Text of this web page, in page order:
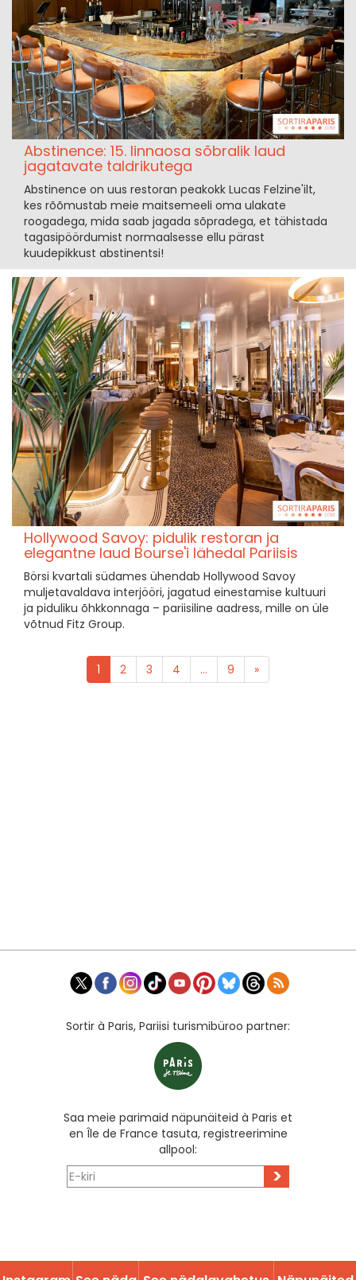
Abstinence: 15. linnaosa sõbralik laud
jagatavate taldrikutega
Abstinence on uus restoran peakokk Lucas Felzine'ilt,
kes rõõmustab meie maitsemeeli oma ulakate
roogadega, mida saab jagada sõpradega, et tähistada
tagasipöördumist normaalsesse ellu pärast
kuudepikkust abstinentsi!
Hollywood Savoy: pidulik restoran ja
elegantne laud Bourse'i lähedal Pariisis
Börsi kvartali südames ühendab Hollywood Savoy
muljetavaldava interjööri, jagatud einestamise kultuuri
ja piduliku õhkkonnaga – pariisiline aadress, mille on üle
võtnud Fitz Group.
1 2 3 4 ... 9 »
Sortir à Paris, Pariisi turismibüroo partner:
Saa meie parimaid näpunäiteid à Paris et
en Île de France tasuta, registreerimine
allpool:
>